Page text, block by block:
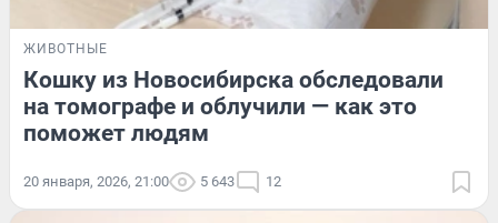
ЖИВОТНЫЕ
Кошку из Новосибирска обследовали
на томографе и облучили — как это
поможет людям
20 января, 2026, 21:00 5 643 12